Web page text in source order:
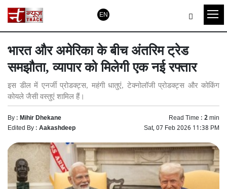
EN
भारत और अमेरिका के बीच अंतरिम ट्रेड
समझौता, व्यापार को मिलेगी एक नई रफ्तार
इस डील में एनर्जी प्रोडक्ट्स, महंगी धातुएं, टेक्नोलॉजी प्रोडक्ट्स और कोकिंग
कोयले जैसी वस्तुएं शामिल हैं।
By :Mihir Dhekane Read Time :2min
Edited By :Aakashdeep Sat, 07 Feb 2026 11:38 PM